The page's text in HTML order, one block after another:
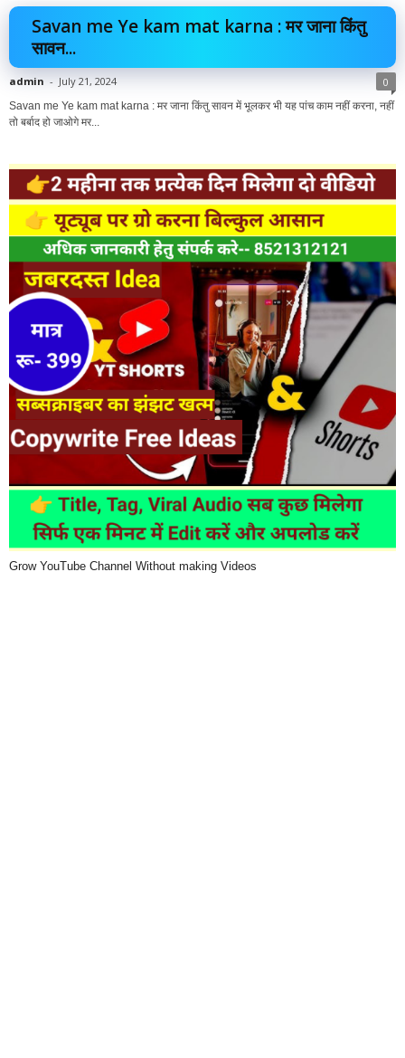
Savan me Ye kam mat karna : मर जाना किंतु
सावन...
admin - July 21, 2024 0
Savan me Ye kam mat karna : मर जाना किंतु सावन में भूलकर भी यह पांच काम नहीं करना, नहीं
तो बर्बाद हो जाओगे मर...
Grow YouTube Channel Without making Videos